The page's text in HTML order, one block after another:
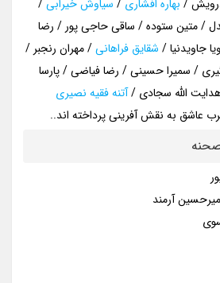
/ بهاره افشاری / سیاوش خیرابی /
/ متین ستوده / ساقی حاجی پور / رضا
جاویدنیا / شقایق فراهانی/ مهران رنجبر /
/ سمیرا حسینی / رضا فیاضی / پارسا
الله سجادی /آتنه فقیه نصیری
عاشق به نقش آفرینی پرداخته اند..
آرمند